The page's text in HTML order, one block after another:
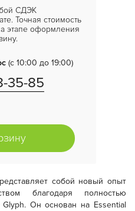
СДЭК
Точная стоимость
этапе оформления
(с 10:00 до 19:00)
35-85
собой новый опыт
благодаря полностью
Он основан на Essential